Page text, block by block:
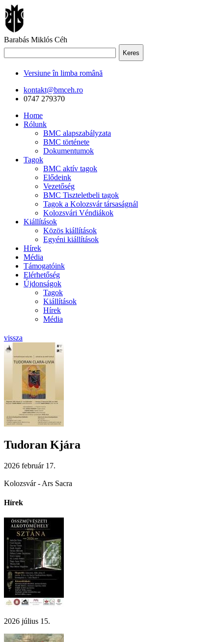
Barabás Miklós Céh
Keres
Versiune în limba română
kontakt@bmceh.ro
0747 279370
Home
Rólunk
BMC alapszabályzata
BMC története
Dokumentumok
Tagok
BMC aktív tagok
Elődeink
Vezetőség
BMC Tiszteletbeli tagok
Tagok a Kolozsvár társaságnál
Kolozsvári Véndiákok
Kiállítások
Közös kiállítások
Egyéni kiállítások
Hírek
Média
Támogatóink
Elérhetőség
Újdonságok
Tagok
Kiállítások
Hírek
Média
vissza
Tudoran Kjára
2026 február 17.
Kolozsvár - Ars Sacra
Hírek
2026 július 15.